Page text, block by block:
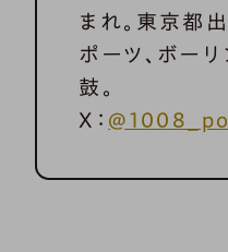
まれ。東京都
ポーツ、ボー
鼓。
X：